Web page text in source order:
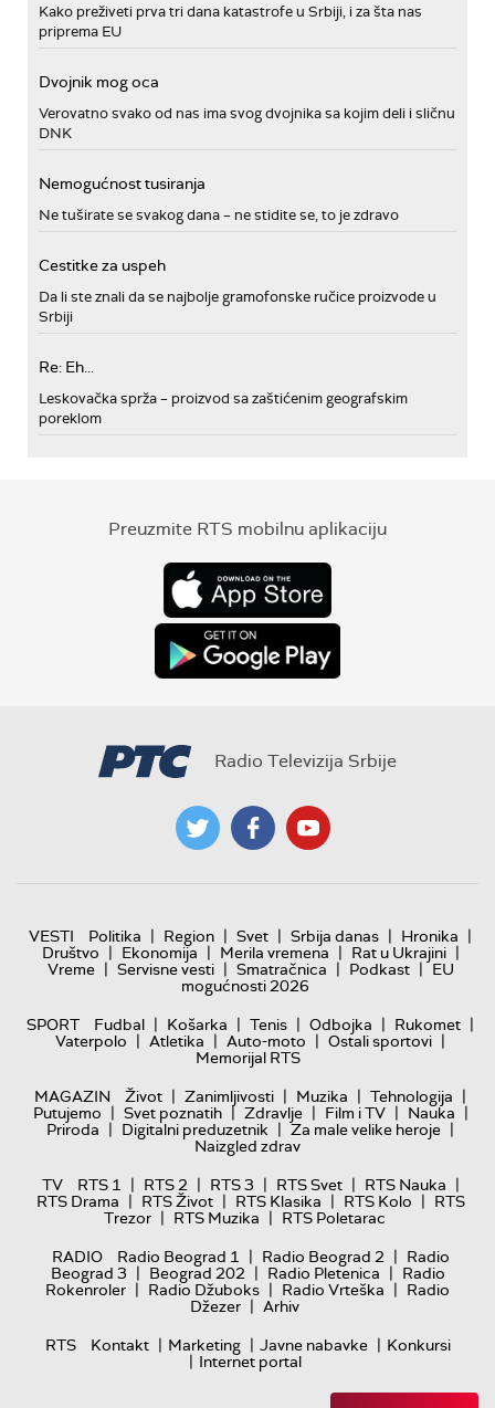
Kako preživeti prva tri dana katastrofe u Srbiji, i za šta nas
priprema EU
Dvojnik mog oca
Verovatno svako od nas ima svog dvojnika sa kojim deli i sličnu
DNK
Nemogućnost tusiranja
Ne tuširate se svakog dana – ne stidite se, to je zdravo
Cestitke za uspeh
Da li ste znali da se najbolje gramofonske ručice proizvode u
Srbiji
Re: Eh...
Leskovačka sprža – proizvod sa zaštićenim geografskim
poreklom
Preuzmite RTS mobilnu aplikaciju
Radio Televizija Srbije
VESTI Politika | Region | Svet | Srbija danas | Hronika |
Društvo | Ekonomija | Merila vremena | Rat u Ukrajini |
Vreme | Servisne vesti | Smatračnica | Podkast | EU
mogućnosti 2026
SPORT
Fudbal | Košarka | Tenis | Odbojka | Rukomet |
Vaterpolo | Atletika | Auto-moto | Ostali sportovi |
Memorijal RTS
MAGAZIN
Život | Zanimljivosti | Muzika | Tehnologija |
Putujemo | Svet poznatih | Zdravlje | Film i TV | Nauka |
Priroda | Digitalni preduzetnik | Za male velike heroje |
Naizgled zdrav
TV
RTS 1 | RTS 2 | RTS 3 | RTS Svet | RTS Nauka |
RTS Drama | RTS Život | RTS Klasika | RTS Kolo | RTS
Trezor | RTS Muzika | RTS Poletarac
RADIO
Radio Beograd 1 | Radio Beograd 2 | Radio
Beograd 3 | Beograd 202 | Radio Pletenica | Radio
Rokenroler | Radio Džuboks | Radio Vrteška | Radio
Džezer | Arhiv
RTS
Kontakt | Marketing | Javne nabavke | Konkursi
| Internet portal